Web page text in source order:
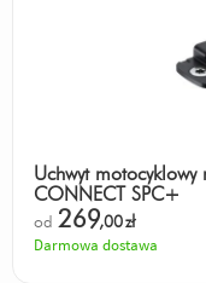
Uchwyt motocyklowy
CONNECT SPC+
od 269,00zł
Darmowa dostawa